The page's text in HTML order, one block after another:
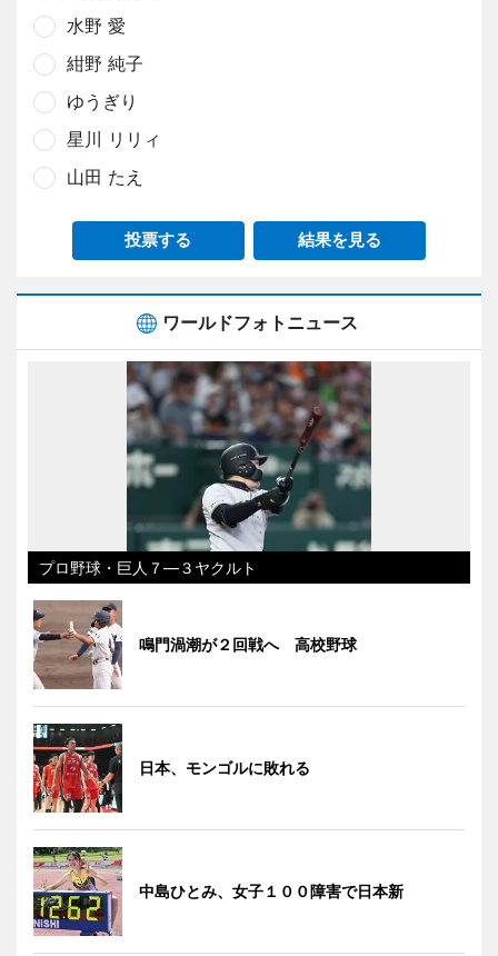
水野 愛
紺野 純子
ゆうぎり
星川 リリィ
山田 たえ
投票する 結果を見る
ワールドフォトニュース
プロ野球・巨人７―３ヤクルト
鳴門渦潮が２回戦へ 高校野球
日本、モンゴルに敗れる
中島ひとみ、女子１００障害で日本新